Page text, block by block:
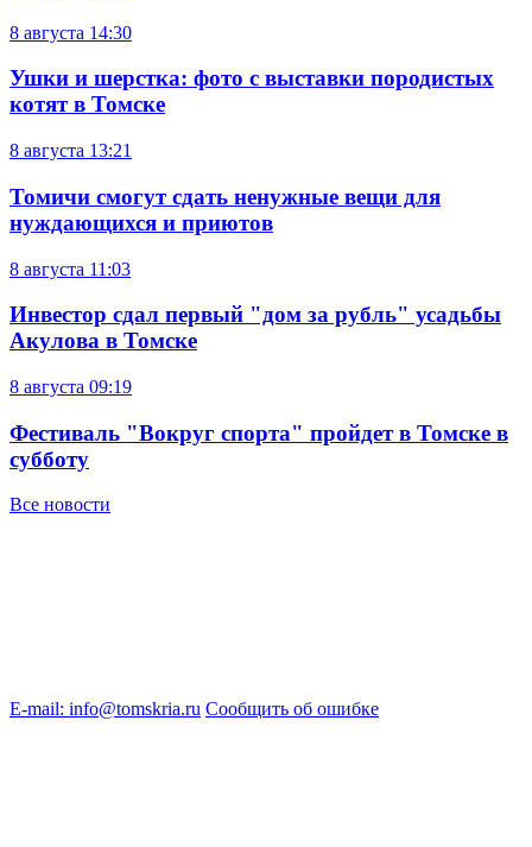
8 августа 14:30
Ушки и шерстка: фото с выставки породистых
котят в Томске
8 августа 13:21
Томичи смогут сдать ненужные вещи для
нуждающихся и приютов
8 августа 11:03
Инвестор сдал первый "дом за рубль" усадьбы
Акулова в Томске
8 августа 09:19
Фестиваль "Вокруг спорта" пройдет в Томске в
субботу
Все новости
E-mail: info@tomskria.ru Сообщить об ошибке